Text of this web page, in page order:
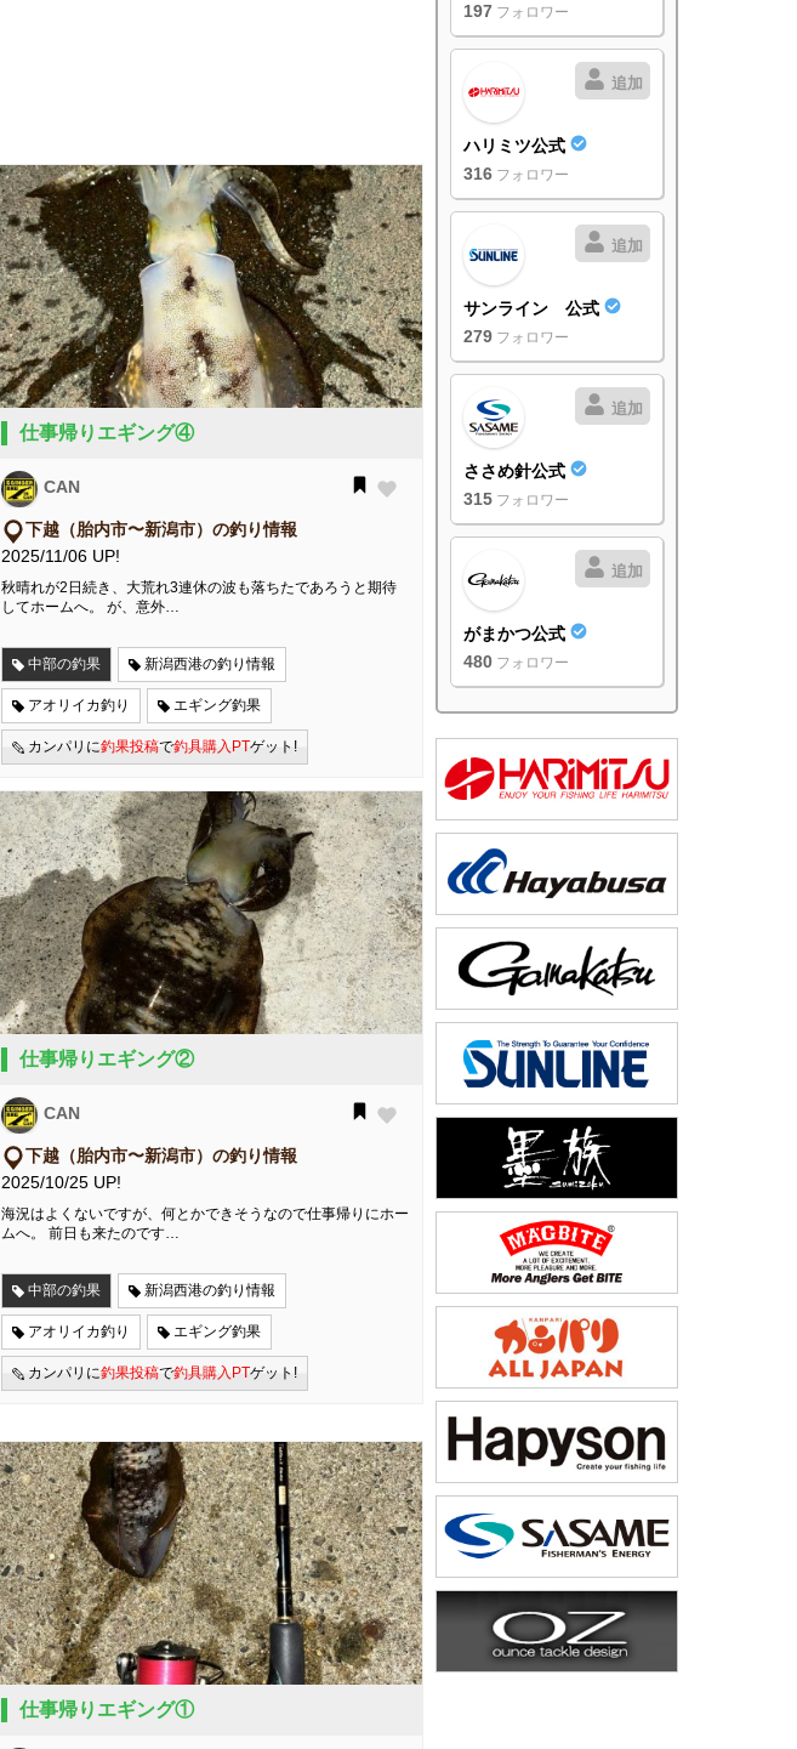
仕事帰りエギング④
CAN
下越（胎内市〜新潟市）の釣り情報
2025/11/06 UP!
秋晴れが2日続き、大荒れ3連休の波も落ちたであろうと期待
してホームへ。 が、意外…
中部の釣果 新潟西港の釣り情報
アオリイカ釣り エギング釣果
カンパリに釣果投稿で釣具購入PTゲット!
仕事帰りエギング②
CAN
下越（胎内市〜新潟市）の釣り情報
2025/10/25 UP!
海況はよくないですが、何とかできそうなので仕事帰りにホー
ムへ。 前日も来たのです…
中部の釣果 新潟西港の釣り情報
アオリイカ釣り エギング釣果
カンパリに釣果投稿で釣具購入PTゲット!
仕事帰りエギング①
197 フォロワー
追加
ハリミツ公式
316 フォロワー
追加
サンライン 公式
279 フォロワー
追加
ささめ針公式
315 フォロワー
追加
がまかつ公式
480 フォロワー